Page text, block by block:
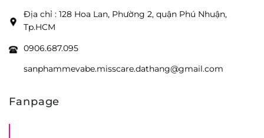
Địa chỉ : 128 Hoa Lan, Phường 2, quận Phú Nhuận,
Tp.HCM
0906.687.095
sanphammevabe.misscare.dathang@gmail.com
Fanpage